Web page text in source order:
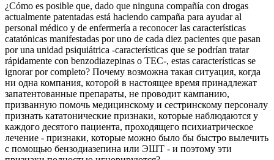
¿Cómo es posible que, dado que ninguna compañía con drogas
actualmente patentadas está haciendo campaña para ayudar al
personal médico y de enfermería a reconocer las características
catatónicas manifestadas por uno de cada diez pacientes que pasan
por una unidad psiquiátrica -características que se podrían tratar
rápidamente con benzodiazepinas o TEC-, estas características se
ignorar por completo? Почему возможна такая ситуация, когда
ни одна компания, которой в настоящее время принадлежат
запатентованные препараты, не проводит кампанию,
призванную помочь медицинскому и сестринскому персоналу
признать кататонические признаки, которые наблюдаются у
каждого десятого пациента, проходящего психиатрическое
лечение - признаки, которые можно было бы быстро вылечить
с помощью бензодиазепина или ЭШТ - и поэтому эти